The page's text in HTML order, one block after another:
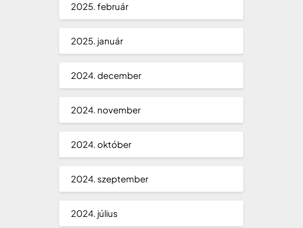
2025. február
2025. január
2024. december
2024. november
2024. október
2024. szeptember
2024. július